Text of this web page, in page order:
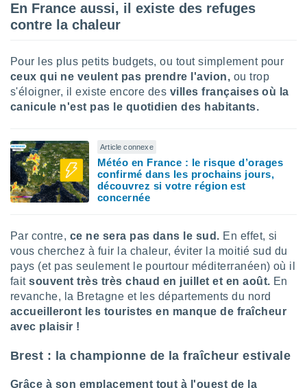
» ou
web.
nos
ou
des
sur
limitées
la
créer
pour
des
En France aussi, il existe des refuges
contre la chaleur
Pour les plus petits budgets, ou tout simplement pour
ceux qui ne veulent pas prendre l'avion, ou trop
s'éloigner, il existe encore des villes françaises où la
canicule n'est pas le quotidien des habitants.
Article connexe
Météo en France : le risque d’orages
confirmé dans les prochains jours,
découvrez si votre région est
concernée
Par contre, ce ne sera pas dans le sud. En effet, si
vous cherchez à fuir la chaleur, éviter la moitié sud du
pays (et pas seulement le pourtour méditerranéen) où il
faitsouvent très très chaud en juillet et en août. En
revanche, la Bretagne et les départements du nord
accueilleront les touristes en manque de fraîcheur
avec plaisir !
Brest : la championne de la fraîcheur estivale
Grâce à son emplacement tout à l'ouest de la